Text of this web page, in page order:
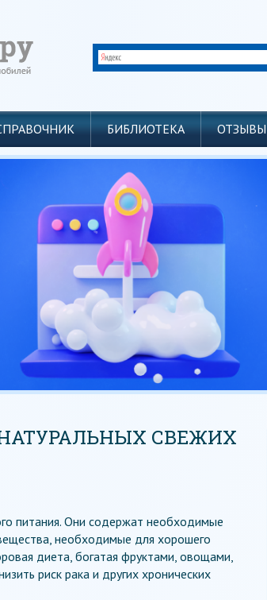
БИБЛИОТЕКА ОТЗЫВЫ
СВЕЖИХ
питания. Они содержат необходимые
необходимые для хорошего
диета, богатая фруктами, овощами,
риск рака и других хронических